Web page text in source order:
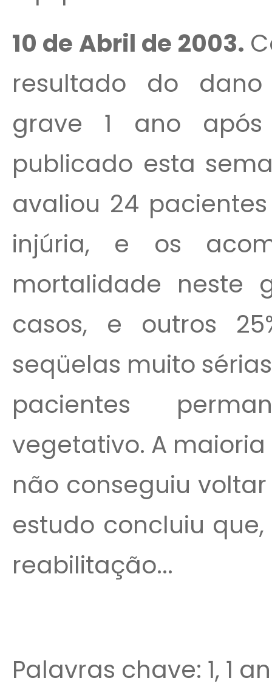
10 de Abril de 2003.
resultado do
grave 1 ano
publicado esta
avaliou 24
injúria, e os
mortalidade neste
casos, e outros
seqüelas muito
pacientes
vegetativo. A
não conseguiu
estudo concluiu
reabilitação...
Palavras chave: 1, 1